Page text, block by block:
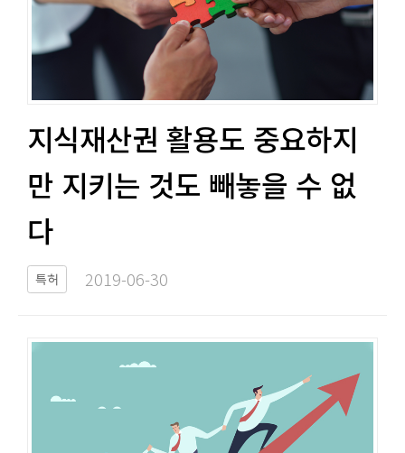
지식재산권 활용도 중요하지
만 지키는 것도 빼놓을 수 없
다​​
특허 2019-06-30​